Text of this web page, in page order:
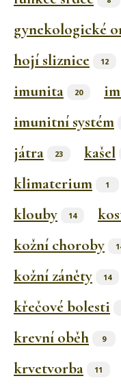
gynekologické
hojí sliznice 12
imunita 20
imunitní systém
játra 23 kašel
klimaterium 1
klouby 14
kožní choroby
kožní záněty 14
křečové bolesti
krevní oběh 9
krvetvorba 11